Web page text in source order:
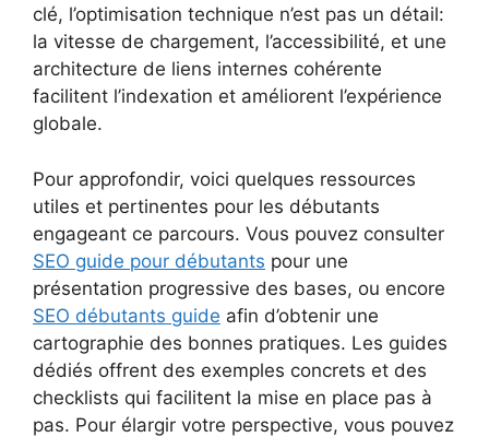
clé, l’optimisation technique n’est pas un détail:
la vitesse de chargement, l’accessibilité, et une
architecture de liens internes cohérente
facilitent l’indexation et améliorent l’expérience
globale.
Pour approfondir, voici quelques ressources
utiles et pertinentes pour les débutants
engageant ce parcours. Vous pouvez consulter
SEO guide pour débutants pour une
présentation progressive des bases, ou encore
SEO débutants guide afin d’obtenir une
cartographie des bonnes pratiques. Les guides
dédiés offrent des exemples concrets et des
checklists qui facilitent la mise en place pas à
pas. Pour élargir votre perspective, vous pouvez